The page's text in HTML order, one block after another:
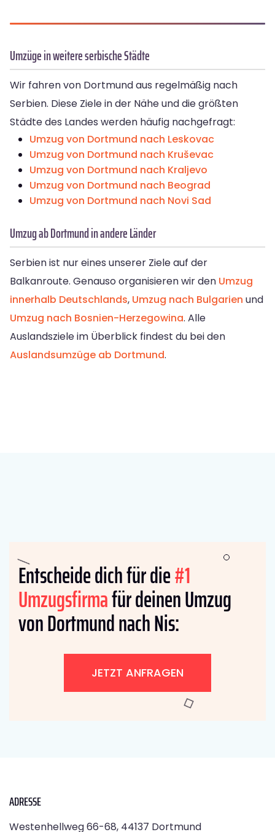
Umzüge in weitere serbische Städte
Wir fahren von Dortmund aus regelmäßig nach
Serbien. Diese Ziele in der Nähe und die größten
Städte des Landes werden häufig nachgefragt:
Umzug von Dortmund nach Leskovac
Umzug von Dortmund nach Kruševac
Umzug von Dortmund nach Kraljevo
Umzug von Dortmund nach Beograd
Umzug von Dortmund nach Novi Sad
Umzug ab Dortmund in andere Länder
Serbien ist nur eines unserer Ziele auf der
Balkanroute. Genauso organisieren wir den Umzug
innerhalb Deutschlands, Umzug nach Bulgarien und
Umzug nach Bosnien-Herzegowina. Alle
Auslandsziele im Überblick findest du bei den
Auslandsumzüge ab Dortmund.
Entscheide dich für die#1
Umzugsfirmafür deinen Umzug
von Dortmund nach Nis:
JETZT ANFRAGEN
ADRESSE
Westenhellweg 66-68, 44137 Dortmund